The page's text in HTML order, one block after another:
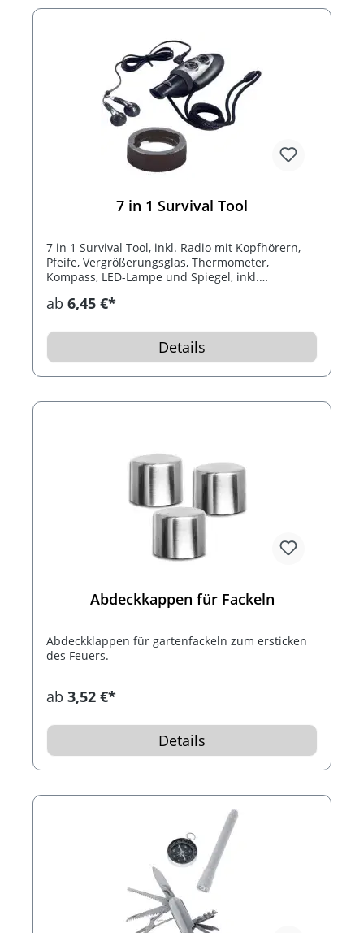
7 in 1 Survival Tool
7 in 1 Survival Tool, inkl. Radio mit Kopfhörern,
Pfeife, Vergrößerungsglas, Thermometer,
Kompass, LED-Lampe und Spiegel, inkl.
ab 6,45 €*
Details
Abdeckkappen für Fackeln
Abdeckklappen für gartenfackeln zum ersticken
des Feuers.
ab 3,52 €*
Details